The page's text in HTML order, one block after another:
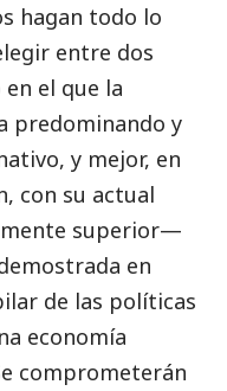
hagan todo lo
entre dos
el que la
predominando y
y mejor, en
con su actual
superior—
en
de las políticas
economía
comprometerán